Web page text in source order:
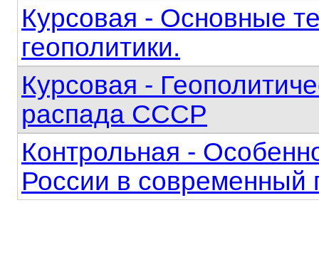
Курсовая - Основные
геополитики.
Курсовая -
распада СССР
Контрольная -
России в современный